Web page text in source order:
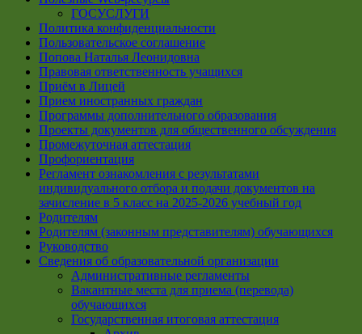
ГОСУСЛУГИ
Политика конфиденциальности
Пользовательское соглашение
Попова Наталья Леонидовна
Правовая ответственность учащихся
Приём в Лицей
Прием иностранных граждан
Программы дополнительного образования
Проекты документов для общественного обсуждения
Промежуточная аттестация
Профориентация
Регламент ознакомления с результатами
индивидуального отбора и подачи документов на
зачисление в 5 класс на 2025-2026 учебный год
Родителям
Родителям (законным представителям) обучающихся
Руководство
Сведения об образовательной организации
Административные регламенты
Вакантные места для приема (перевода)
обучающихся
Государственная итоговая аттестация